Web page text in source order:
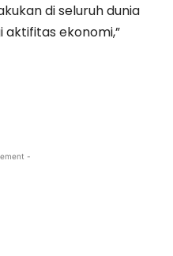
di seluruh dunia
ekonomi,”
-